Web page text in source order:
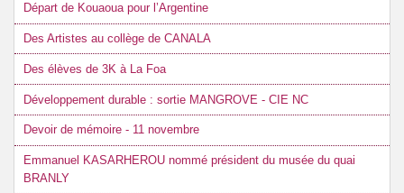
Départ de Kouaoua pour l’Argentine
Des Artistes au collège de CANALA
Des élèves de 3K à La Foa
Développement durable : sortie MANGROVE - CIE NC
Devoir de mémoire - 11 novembre
Emmanuel KASARHEROU nommé président du musée du quai
BRANLY